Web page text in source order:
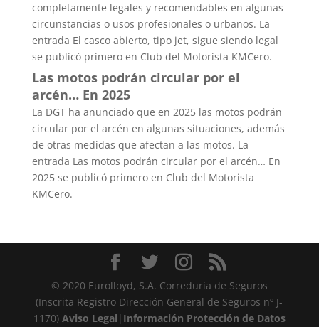
completamente legales y recomendables en algunas
circunstancias o usos profesionales o urbanos. La
entrada El casco abierto, tipo jet, sigue siendo legal
se publicó primero en Club del Motorista KMCero.
Las motos podrán circular por el
arcén… En 2025
La DGT ha anunciado que en 2025 las motos podrán
circular por el arcén en algunas situaciones, además
de otras medidas que afectan a las motos. La
entrada Las motos podrán circular por el arcén… En
2025 se publicó primero en Club del Motorista
KMCero.
© 2020 Eurolloyd, S.A. Correduría de Seguros
(Inscrita Registro Dirección General de Seguros nº J-
1170) Aviso Legal | Información Protección de Datos